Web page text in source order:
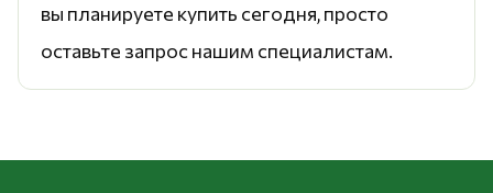
вы планируете купить сегодня, просто
оставьте запрос нашим специалистам.